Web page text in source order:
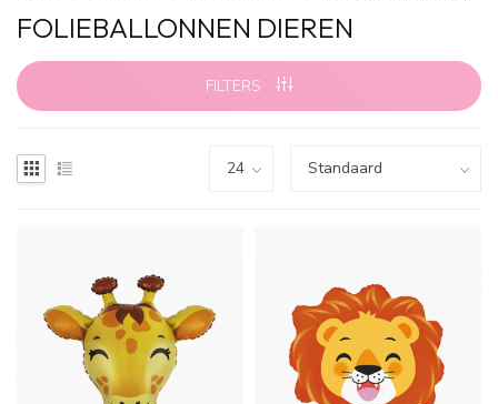
FOLIEBALLONNEN DIEREN
FILTERS